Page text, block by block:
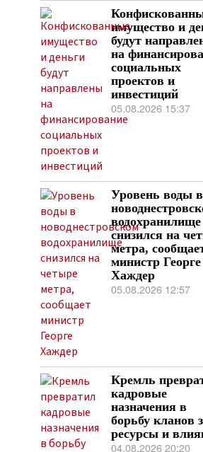
имущество и
будут
на
социальных
проектов и
инвестиций
05.08.2026 15:37
Уровень воды в
водохранилище
снизился на
метра,
министр Георге
Хаждер
05.08.2026 12:57
Кремль
кадровые
назначения в
борьбу кланов
ресурсы и
04.08.2026 20:20